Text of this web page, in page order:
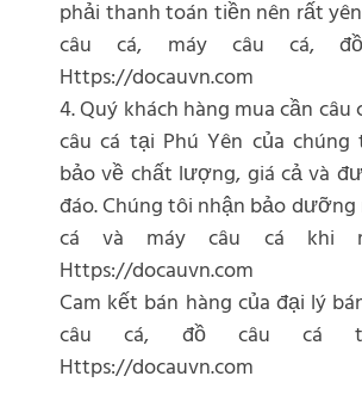
phải thanh toán tiền nên rất
câu cá, máy câu cá,
Https://docauvn.com
4. Quý khách hàng mua cần câu
câu cá tại Phú Yên của
bảo về chất lượng, giá cả và
đáo. Chúng tôi nhận bảo dưỡng
cá và máy câu cá khi
Https://docauvn.com
Cam kết bán hàng của đại lý
câu cá, đồ câu cá
Https://docauvn.com